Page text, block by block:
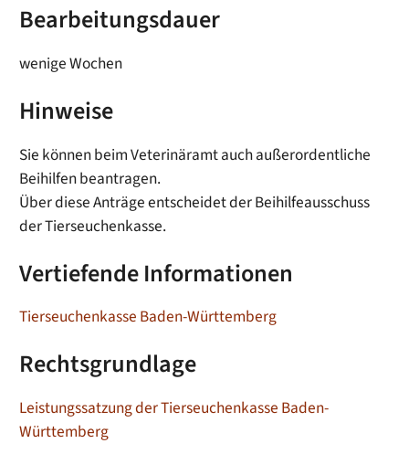
Bearbeitungsdauer
wenige Wochen
Hinweise
Sie können beim Veterinäramt auch außerordentliche
Beihilfen beantragen.
Über diese Anträge entscheidet der Beihilfeausschuss
der Tierseuchenkasse.
Vertiefende Informationen
Tierseuchenkasse Baden-Württemberg
Rechtsgrundlage
Leistungssatzung der Tierseuchenkasse Baden-
Württemberg